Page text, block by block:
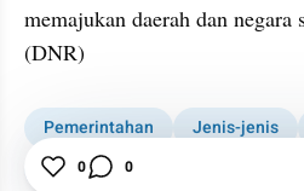
memajukan daerah dan negara
(DNR)
Pemerintahan Jenis-jenis
Arti 0 0